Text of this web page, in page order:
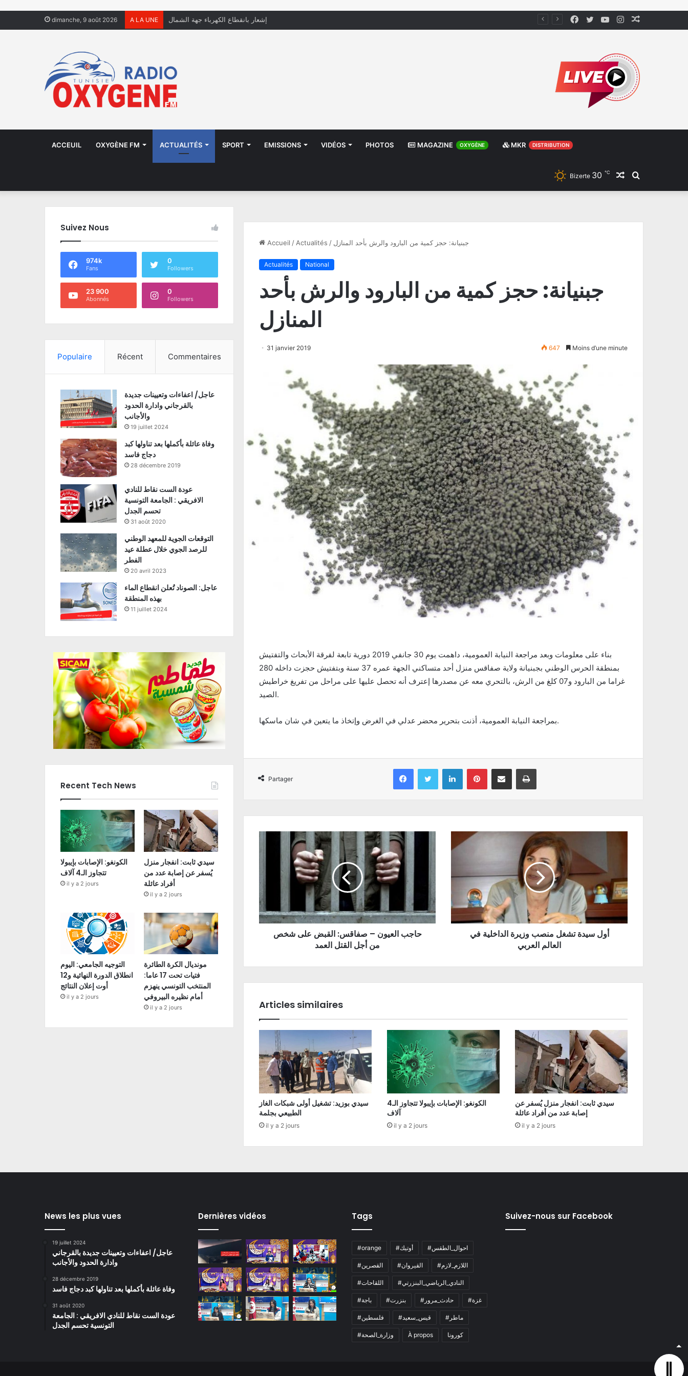
dimanche, 9 août 2026 A LA UNE منظّمة تدعو السلطات إلى التدخل بعد تداول صور أطفال يعيشون في الشوارع Instagram
YouTube
Twitter
Facebook
ACCEUIL OXYGÈNE FM ACTUALITÉS SPORT EMISSIONS VIDÉOS PHOTOS MAGAZINE OXYGÈNE MKR DISTRIBUTION
Rechercher
Article
Bizerte 30 ℃
Accueil / Actualités / جبنيانة: حجز كمية من البارود والرش بأحد المنازل
Actualités National
جبنيانة: حجز كمية من البارود والرش بأحد
المنازل
31 janvier 2019 647 Moins d’une minute
بناء على معلومات وبعد مراجعة النيابة العمومية، داهمت يوم 30 جانفي 2019 دورية تابعة لفرقة الأبحاث والتفتيش
بمنطقة الحرس الوطني بجبنيانة ولاية صفاقس منزل أحد متساكني الجهة عمره 37 سنة وبتفتيش حجزت داخله 280
غراما من البارود و07 كلغ من الرش، بالتحري معه عن مصدرها إعترف أنه تحصل عليها على مراحل من تفريغ خراطيش
الصيد.
بمراجعة النيابة العمومية، أذنت بتحرير محضر عدلي في الغرض وإتخاذ ما يتعين في شان ماسكها.
Partager
Facebook Twitter Linkedin Pinterest Partager par email Imprimer
حاجب العيون – صفاقس: القبض على شخص
من أجل القتل العمد
أول سيدة تشغل منصب وزيرة الداخلية في
العالم العربي
Articles similaires
سيدي بوزيد: تشغيل أولى شبكات الغاز
الطبيعي بجلمة
il y a 2 jours
الكونغو: الإصابات بإيبولا تتجاوز الـ4
آلاف
il y a 2 jours
سيدي ثابت: انفجار منزل يُسفر عن
إصابة عدد من أفراد عائلة
il y a 2 jours
Suivez Nous
974k
Fans
0
Followers
23 900
Abonnés
0
Followers
Populaire Récent Commentaires
عاجل/ اعفاءات وتعيينات جديدة
بالقرجاني وادارة الحدود
والأجانب
19 juillet 2024
وفاة عائلة بأكملها بعد تناولها كبد
دجاج فاسد
28 décembre 2019
عودة الست نقاط للنادي
الافريقي : الجامعة التونسية
تحسم الجدل
31 août 2020
التوقعات الجوية للمعهد الوطني
للرصد الجوي خلال عطلة عيد
الفطر
20 avril 2023
عاجل: الصوناد تُعلن انقطاع الماء
بهذه المنطقة
11 juillet 2024
Recent Tech News
الكونغو: الإصابات بإيبولا
تتجاوز الـ4 آلاف
il y a 2 jours
سيدي ثابت: انفجار منزل
يُسفر عن إصابة عدد من
أفراد عائلة
il y a 2 jours
التوجيه الجامعي: اليوم
انطلاق الدورة النهائية و12
أوت إعلان النتائج
il y a 2 jours
مونديال الكرة الطائرة
فتيات تحت 17 عاما:
المنتخب التونسي ينهزم
أمام نظيره البيروفي
il y a 2 jours
News les plus vues
19 juillet 2024
عاجل/ اعفاءات وتعيينات جديدة بالقرجاني
وادارة الحدود والأجانب
28 décembre 2019
وفاة عائلة بأكملها بعد تناولها كبد دجاج فاسد
31 août 2020
عودة الست نقاط للنادي الافريقي : الجامعة
التونسية تحسم الجدل
Dernières vidéos Tags
#orange #أوتيك #احوال_الطقس
#القصرين #القيروان #اللازم_لازم
#اللقاحات #النادي_الرياضي_البنزرتي
#باجة #بنزرت #حادث_مرور #غزة
#فلسطين #قيس_سعيد #ماطر
#وزارة_الصحة À propos كورونا
Suivez-nous sur Facebook